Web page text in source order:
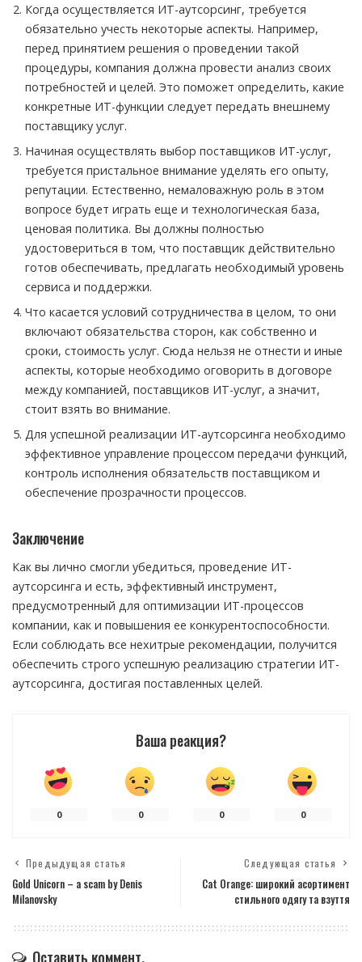
Когда осуществляется ИТ-аутсорсинг, требуется
обязательно учесть некоторые аспекты. Например,
перед принятием решения о проведении такой
процедуры, компания должна провести анализ своих
потребностей и целей. Это поможет определить, какие
конкретные ИТ-функции следует передать внешнему
поставщику услуг.
Начиная осуществлять выбор поставщиков ИТ-услуг,
требуется пристальное внимание уделять его опыту,
репутации. Естественно, немаловажную роль в этом
вопросе будет играть еще и технологическая база,
ценовая политика. Вы должны полностью
удостовериться в том, что поставщик действительно
готов обеспечивать, предлагать необходимый уровень
сервиса и поддержки.
Что касается условий сотрудничества в целом, то они
включают обязательства сторон, как собственно и
сроки, стоимость услуг. Сюда нельзя не отнести и иные
аспекты, которые необходимо оговорить в договоре
между компанией, поставщиков ИТ-услуг, а значит,
стоит взять во внимание.
Для успешной реализации ИТ-аутсорсинга необходимо
эффективное управление процессом передачи функций,
контроль исполнения обязательств поставщиком и
обеспечение прозрачности процессов.
Заключение
Как вы лично смогли убедиться, проведение ИТ-
аутсорсинга и есть, эффективный инструмент,
предусмотренный для оптимизации ИТ-процессов
компании, как и повышения ее конкурентоспособности.
Если соблюдать все нехитрые рекомендации, получится
обеспечить строго успешную реализацию стратегии ИТ-
аутсорсинга, достигая поставленных целей.
Ваша реакция?
0 0 0 0
Предыдущая статья
Gold Unicorn – a scam by Denis
Milanovsky
Следующая статья
Cat Orange: широкий асортимент
стильного одягу та взуття
Оставить коммент.